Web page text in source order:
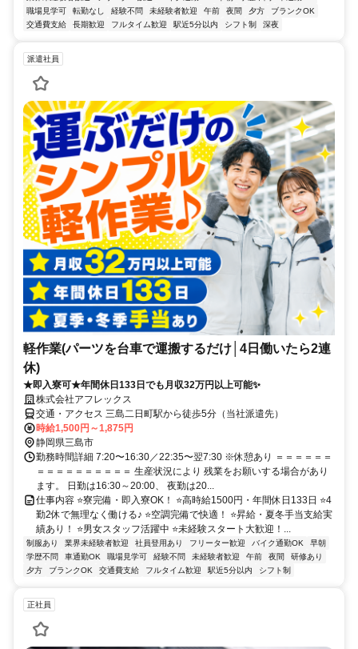
職場見学可
転勤なし 経験不問 未経験者歓迎 午前 夜間 夕方
ブランクOK
交通費支給
長期歓迎 フルタイム歓迎 駅近5分以内 シフト制 深夜
派遣社員
軽作業(パーツを台車で運搬するだけ│4日働いたら2連
休)
★即入寮可★年間休日133日でも月収32万円以上可能✨
株式会社アフレックス
交通・アクセス 三島二日町駅から徒歩5分（当社派遣先）
時給1,500円～1,875円
静岡県三島市
勤務時間詳細 7:20〜16:30／22:35〜翌7:30 ※休憩あり ＝＝＝＝＝＝
＝＝＝＝＝＝＝＝＝＝ 生産状況により 残業をお願いする場合があり
ます。 日勤は16:30～20:00、 夜勤は20...
仕事内容 ⭐寮完備・即入寮OK！ ⭐高時給1500円・年間休日133日 ⭐4
勤2休で無理なく働ける♪ ⭐空調完備で快適！ ⭐昇給・夏冬手当支給実
績あり！ ⭐男女スタッフ活躍中 ⭐未経験スタート大歓迎！...
制服あり 業界未経験者歓迎 社員登用あり フリーター歓迎 バイク通勤OK
早朝
学歴不問
車通勤OK 職場見学可 経験不問 未経験者歓迎 午前 夜間
研修あり
夕方
ブランクOK 交通費支給 フルタイム歓迎 駅近5分以内 シフト制
正社員